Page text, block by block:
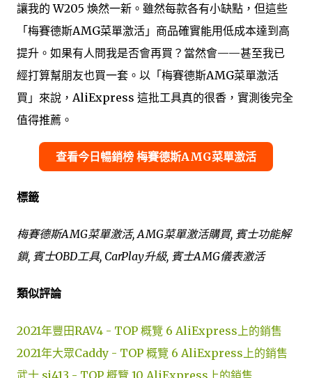
讓我的 W205 煥然一新。雖然每款各有小缺點，但這些
「梅賽德斯AMG菜單激活」商品確實能用低成本達到高
提升。如果有人問我是否會再買？當然會——甚至我已
經打算幫朋友也買一套。以「梅賽德斯AMG菜單激活
買」來說，AliExpress 這批工具真的很香，實測後完全
值得推薦。
查看今日暢銷榜 梅賽德斯AMG菜單激活
標籤
梅賽德斯AMG菜單激活, AMG菜單激活購買, 賓士功能解
鎖, 賓士OBD工具, CarPlay升級, 賓士AMG儀表激活
類似評論
2021年豐田RAV4 - TOP 概覽 6 AliExpress上的銷售
2021年大眾Caddy - TOP 概覽 6 AliExpress上的銷售
武士 sj413 - TOP 概覽 10 AliExpress上的銷售